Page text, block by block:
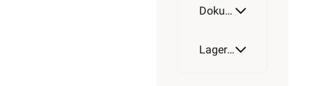
Dokumentasjon
Lagerstatus